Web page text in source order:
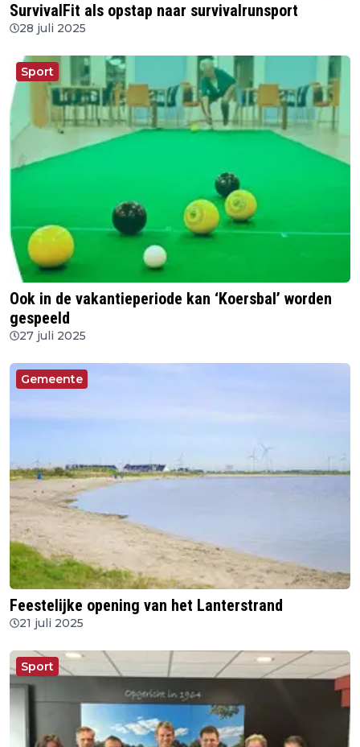
SurvivalFit als opstap naar survivalrunsport
28 juli 2025
Sport
Ook in de vakantieperiode kan ‘Koersbal’ worden
gespeeld
27 juli 2025
Gemeente
Feestelijke opening van het Lanterstrand
21 juli 2025
Sport